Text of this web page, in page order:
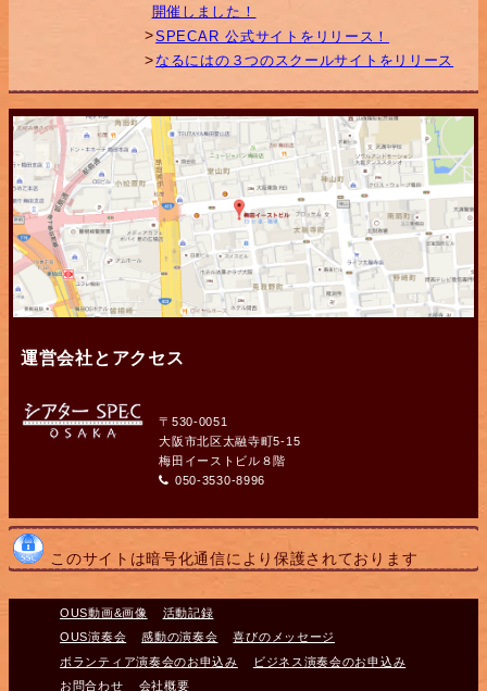
開催しました！
SPECAR 公式サイトをリリース！
なるにはの３つのスクールサイトをリリース
運営会社とアクセス
〒530-0051
大阪市北区太融寺町5-15
梅田イーストビル８階
050-3530-8996
このサイトは暗号化通信により保護されております
OUS動画&画像
活動記録
OUS演奏会
感動の演奏会
喜びのメッセージ
ボランティア演奏会のお申込み
ビジネス演奏会のお申込み
お問合わせ
会社概要